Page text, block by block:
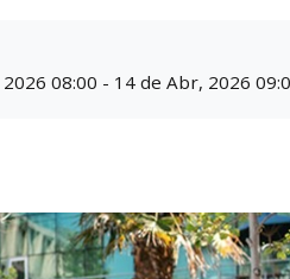
08:00 - 14 de Abr, 2026